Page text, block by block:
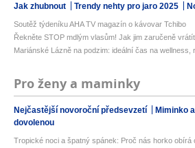
Jak zhubnout Trendy nehty pro jaro 2025
Soutěž týdeníku AHA TV magazín o kávovar Tchibo
Řekněte STOP mdlým vlasům! Jak jim zaručeně
Mariánské Lázně na podzim: ideální čas na wellness,
Pro ženy a maminky
Nejčastější novoroční předsevzetí Miminko
dovolenou
Tropické noci a špatný spánek: Proč nás horko obírá